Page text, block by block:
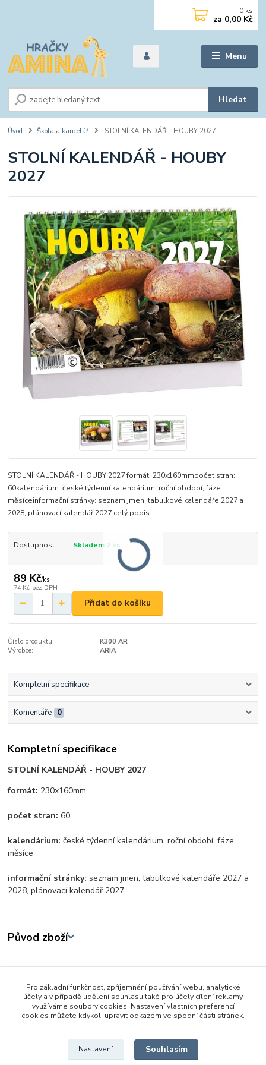
Menu
Hledat
0 ks
za 0,00 Kč
Úvod Škola a kancelář STOLNÍ KALENDÁŘ - HOUBY 2027
STOLNÍ KALENDÁŘ - HOUBY
2027
STOLNÍ KALENDÁŘ - HOUBY 2027 formát: 230x160mmpočet stran:
60kalendárium: české týdenní kalendárium, roční období, fáze
měsíceinformační stránky: seznam jmen, tabulkové kalendáře 2027 a
2028, plánovací kalendář 2027 celý popis
Dostupnost Skladem 2 ks
89 Kč/ks
74 Kč bez DPH
Přidat do košíku
Číslo produktu:
K300 AR
Výrobce:
ARIA
Kompletní specifikace
Komentáře 0
Kompletní specifikace
STOLNÍ KALENDÁŘ - HOUBY 2027
formát: 230x160mm
počet stran: 60
kalendárium: české týdenní kalendárium, roční období, fáze
měsíce
informační stránky: seznam jmen, tabulkové kalendáře 2027 a
2028, plánovací kalendář 2027
Původ zboží
Zboží zařazeno v kategoriích
Škola a kancelář
Kalendáře a diáře
Pro základní funkčnost, zpříjemnění používání webu, analytické
účely a v případě udělení souhlasu také pro účely cílení reklamy
využíváme soubory cookies. Nastavení vlastních preferencí
cookies můžete kdykoli upravit odkazem ve spodní části stránek.
Nastavení Souhlasím